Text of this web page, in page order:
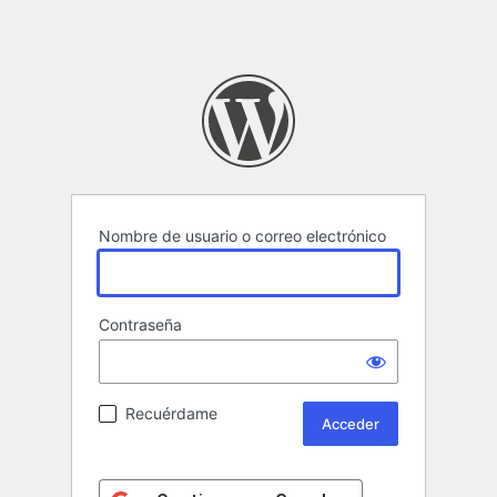
Nombre de usuario o correo electrónico
Contraseña
Recuérdame